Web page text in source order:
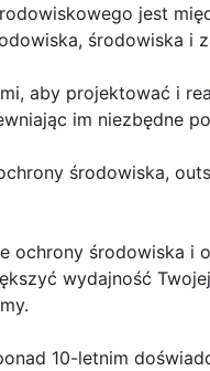
jest
środowiska i
aby projektować i
im niezbędne
środowiska,
ochrony środowiska i
wydajność
10-letnim